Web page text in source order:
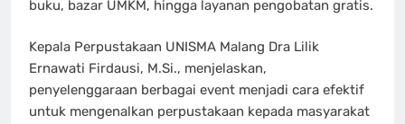
buku, bazar UMKM, hingga layanan pengobatan gratis.
Kepala Perpustakaan UNISMA Malang Dra Lilik
Ernawati Firdausi, M.Si., menjelaskan,
penyelenggaraan berbagai event menjadi cara efektif
untuk mengenalkan perpustakaan kepada masyarakat